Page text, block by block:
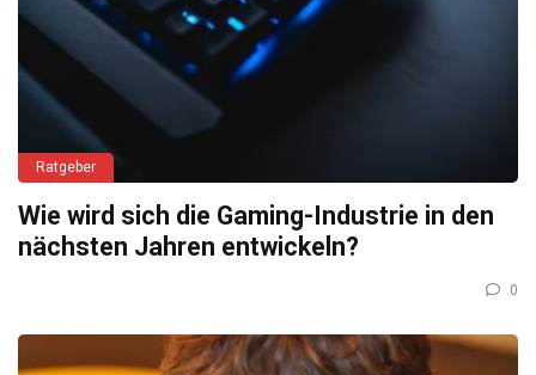
Ratgeber
Wie wird sich die Gaming-Industrie in den
nächsten Jahren entwickeln?
0